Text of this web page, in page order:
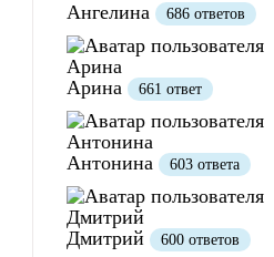
Ангелина 686 ответов
Арина 661 ответ
Антонина 603 ответа
Дмитрий 600 ответов